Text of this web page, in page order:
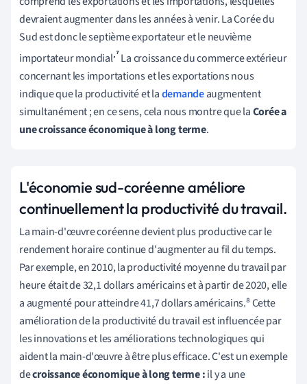
devraient augmenter dans les années à venir. La Corée du
Sud est donc le septième exportateur et le neuvième
importateur mondial.⁷La croissance du commerce extérieur
concernant les importations et les exportations nous
indique que la productivité et lademandeaugmentent
simultanément ; en ce sens, cela nous montre que laCorée a
une croissance économique à long terme.
L'économie sud-coréenne améliore
continuellement la productivité du travail.
La main-d'œuvre coréenne devient plus productive car le
rendement horaire continue d'augmenter au fil du temps.
Par exemple, en 2010, la productivité moyenne du travail par
heure était de 32,1 dollars américains et à partir de 2020, elle
a augmenté pour atteindre 41,7 dollars américains.⁸ Cette
amélioration de la productivité du travail est influencée par
les innovations et les améliorations technologiques qui
aident la main-d'œuvre à être plus efficace. C'est un exemple
decroissance économique à long terme :il y a une